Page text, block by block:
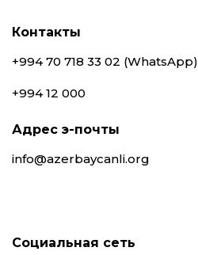
Контакты
+994 70 718 33 02 (WhatsApp)
+994 12 000
Адрес э-почты
info@azerbaycanli.org
Социальная сеть